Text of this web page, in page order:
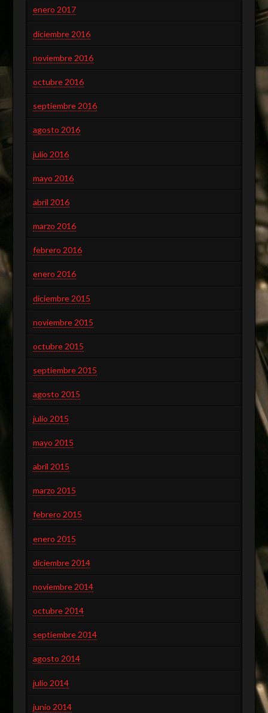
enero 2017
diciembre 2016
noviembre 2016
octubre 2016
septiembre 2016
agosto 2016
julio 2016
mayo 2016
abril 2016
marzo 2016
febrero 2016
enero 2016
diciembre 2015
noviembre 2015
octubre 2015
septiembre 2015
agosto 2015
julio 2015
mayo 2015
abril 2015
marzo 2015
febrero 2015
enero 2015
diciembre 2014
noviembre 2014
octubre 2014
septiembre 2014
agosto 2014
julio 2014
junio 2014